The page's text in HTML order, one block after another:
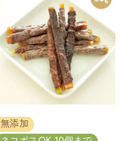
無添加